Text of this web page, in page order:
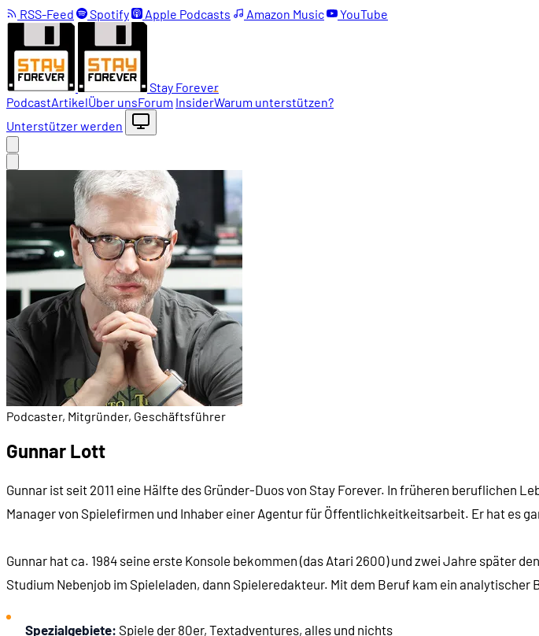
RSS-Feed Spotify Apple Podcasts Amazon Music YouTube
Stay Forever
PodcastArtikelÜber unsForum InsiderWarum unterstützen?
Unterstützer werden
Podcaster, Mitgründer, Geschäftsführer
Gunnar Lott
Gunnar ist seit 2011 eine Hälfte des Gründer-Duos von Stay Forever. In früheren beruflichen
Manager von Spielefirmen und Inhaber einer Agentur für Öffentlichkeitkeitsarbeit. Er hat es
Gunnar hat ca. 1984 seine erste Konsole bekommen (das Atari 2600) und zwei Jahre später
Studium Nebenjob im Spieleladen, dann Spieleredakteur. Mit dem Beruf kam ein
Spezialgebiete: Spiele der 80er, Textadventures, alles und nichts